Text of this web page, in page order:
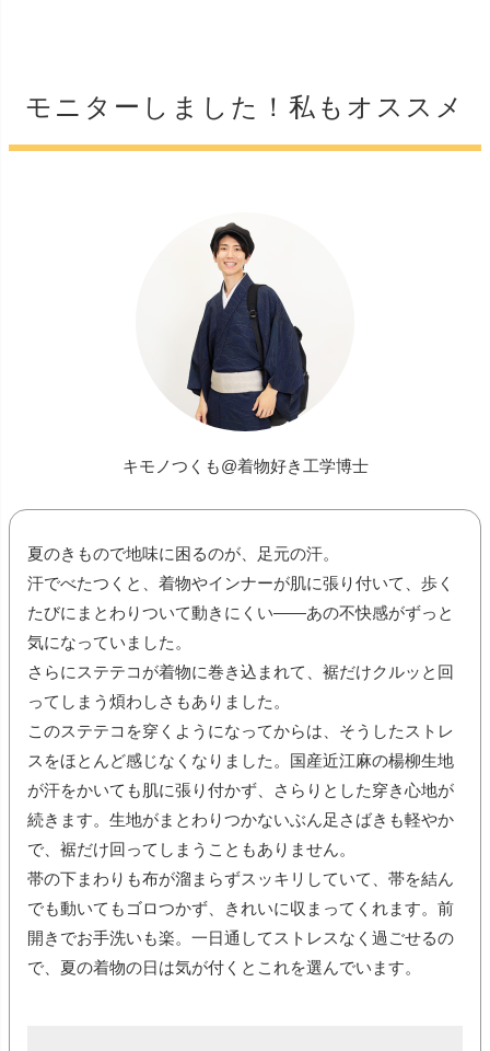
モニターしました！私もオススメ
キモノつくも@着物好き工学博士
夏のきもので地味に困るのが、足元の汗。
汗でべたつくと、着物やインナーが肌に張り付いて、歩く
たびにまとわりついて動きにくい――あの不快感がずっと
気になっていました。
さらにステテコが着物に巻き込まれて、裾だけクルッと回
ってしまう煩わしさもありました。
このステテコを穿くようになってからは、そうしたストレ
スをほとんど感じなくなりました。国産近江麻の楊柳生地
が汗をかいても肌に張り付かず、さらりとした穿き心地が
続きます。生地がまとわりつかないぶん足さばきも軽やか
で、裾だけ回ってしまうこともありません。
帯の下まわりも布が溜まらずスッキリしていて、帯を結ん
でも動いてもゴロつかず、きれいに収まってくれます。前
開きでお手洗いも楽。一日通してストレスなく過ごせるの
で、夏の着物の日は気が付くとこれを選んでいます。